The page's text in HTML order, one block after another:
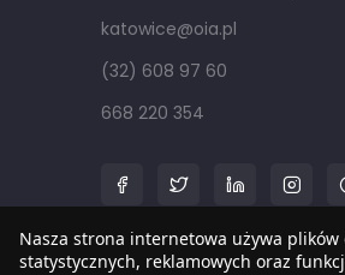
katowice@oia.pl
(32) 608 97 60
668 220 354
Nasza strona internetowa używa plików
statystycznych, reklamowych oraz